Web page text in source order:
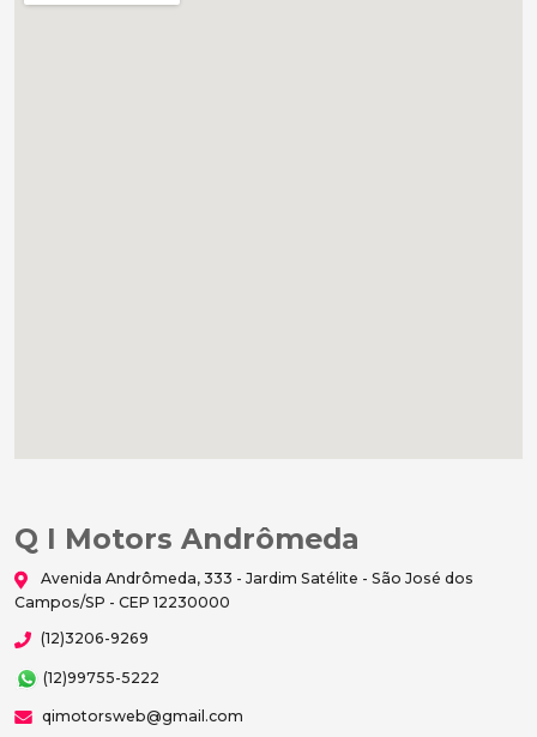
Q I Motors Andrômeda
Avenida Andrômeda, 333 - Jardim Satélite - São José dos
Campos/SP - CEP 12230000
(12)3206-9269
(12)99755-5222
qimotorsweb@gmail.com